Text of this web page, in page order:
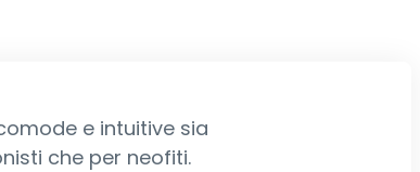
e intuitive sia
che per neofiti.